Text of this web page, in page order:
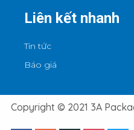
Liên kết nhanh
Tin tức
Báo giá
Copyright © 2021 3A